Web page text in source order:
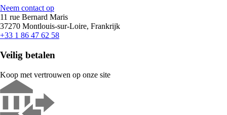
Neem contact op
11 rue Bernard Maris
37270 Montlouis-sur-Loire, Frankrijk
+33 1 86 47 62 58
Veilig betalen
Koop met vertrouwen op onze site